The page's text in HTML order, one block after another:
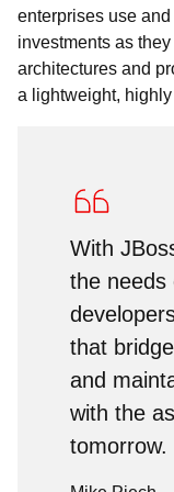
enterprises use
investments as
architectures and
a lightweight,
With
the needs
that
and
with the
tomorrow.